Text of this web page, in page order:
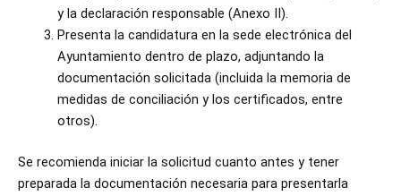
y la declaración responsable (Anexo II).
Presenta la candidatura en la sede electrónica del
Ayuntamiento dentro de plazo, adjuntando la
documentación solicitada (incluida la memoria de
medidas de conciliación y los certificados, entre
otros).
Se recomienda iniciar la solicitud cuanto antes y tener
preparada la documentación necesaria para presentarla